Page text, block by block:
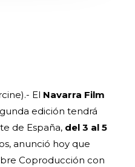
El Navarra Film
edición tendrá
de España, del 3 al 5
anunció hoy que
Coproducción con